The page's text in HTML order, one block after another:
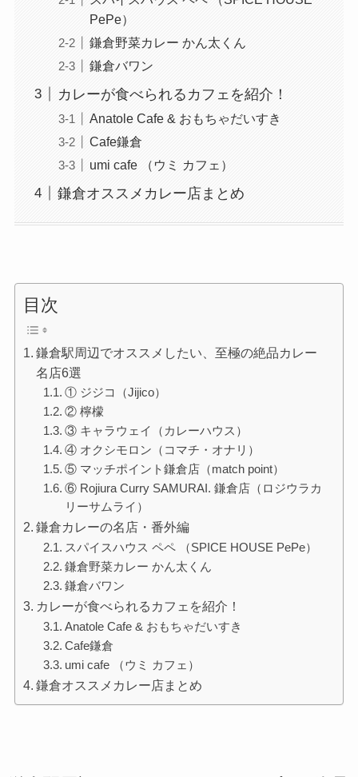
PePe）
鎌倉野菜カレー かん太くん
鎌倉バワン
カレーが食べられるカフェを紹介！
Anatole Cafe & おもちゃだいすき
Cafe鎌倉
umi cafe （ウミ カフェ）
鎌倉オススメカレー店まとめ
目次
鎌倉駅周辺でオススメしたい、至極の絶品カレー
名店6選
① ジジコ（Jijico）
② 檸檬
③ キャラウェイ（カレーハウス）
④ オクシモロン（コマチ・オナリ）
⑤ マッチポイント鎌倉店（match point）
⑥ Rojiura Curry SAMURAI. 鎌倉店（ロジウラカ
リーサムライ）
鎌倉カレーの名店・番外編
スパイスハウス ペペ （SPICE HOUSE PePe）
鎌倉野菜カレー かん太くん
鎌倉バワン
カレーが食べられるカフェを紹介！
Anatole Cafe & おもちゃだいすき
Cafe鎌倉
umi cafe （ウミ カフェ）
鎌倉オススメカレー店まとめ